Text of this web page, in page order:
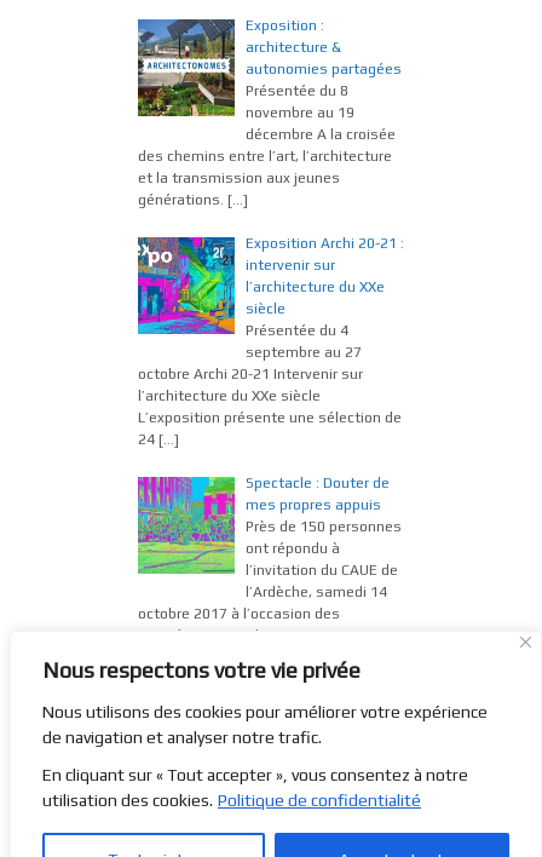
Nous respectons votre vie privée
Nous utilisons des cookies pour améliorer votre expérience
de navigation et analyser notre trafic.
En cliquant sur « Tout accepter », vous consentez à notre
utilisation des cookies. Politique de confidentialité
Exposition :
architecture &
autonomies partagées
Présentée du 8
novembre au 19
décembre A la croisée
des chemins entre l’art, l’architecture
et la transmission aux jeunes
générations. […]
Exposition Archi 20-21 :
intervenir sur
l’architecture du XXe
siècle
Présentée du 4
septembre au 27
octobre Archi 20-21 Intervenir sur
l’architecture du XXe siècle
L’exposition présente une sélection de
24 […]
Spectacle : Douter de
mes propres appuis
Près de 150 personnes
ont répondu à
l’invitation du CAUE de
l’Ardèche, samedi 14
octobre 2017 à l’occasion des
Journées nationales
Exposition : Et les
Présentée du 12 juin
au 31 août 2017 Et les
terrasses murmurent…
Exposition
photographique Les terrasses de
pierres sèches ont façonné les[…]